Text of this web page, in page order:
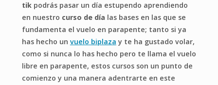
tikpodrás pasar un día estupendo aprendiendo
en nuestro curso de día las bases en las que se
fundamenta el vuelo en parapente; tanto si ya
has hecho un vuelo biplaza y te ha gustado volar,
como si nunca lo has hecho pero te llama el vuelo
libre en parapente, estos cursos son un punto de
comienzo y una manera adentrarte en este